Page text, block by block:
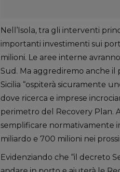
Nell’Isola, tra gli interventi
importanti investimenti sui
milioni. Le aree interne
Sud. Ma aggrediremo anche il
Sicilia “ospiterà sicuramente
dove ricerca e imprese
perimetro del Recovery Plan.
semplificare normativamente
miliardo e 700 milioni nei
Evidenziando che “il decreto